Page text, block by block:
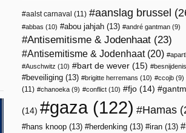
aalst carnaval (11) aanslag brussel
abbas (10) abou jahjah (13) andré gantman (9)
Antisemitisme & Jodenhaat (23)
Antisemitisme & Jodenhaat(20)
Auschwitz (10) bart de wever (15) besnijdenis
beveiliging (13) brigitte herremans (10) ccojb (9)
(11)
chanoeka (9) conflict (10) fjo (14)
(14) gaza(122) Hamas
hans knoop (13) herdenking (13) iran (13)